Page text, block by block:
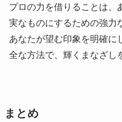
プロの力を借りることは、
実なものにするための強力
あなたが望む印象を明確に
全な方法で、輝くまなざし
まとめ